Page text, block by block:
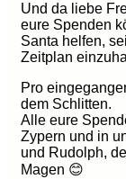
Und da liebe
eure Spenden
Santa helfen,
Zeitplan
Pro
dem Schlitten.
Alle eure
Zypern und in
und Rudolph,
Magen 😊